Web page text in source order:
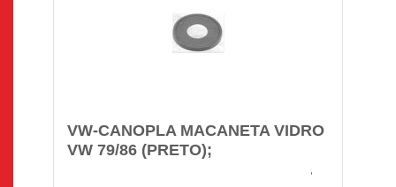
VW-CANOPLA MACANETA VIDRO
VW 79/86 (PRETO);